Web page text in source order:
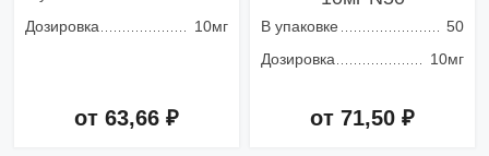
Дозировка
10мг
от 63,66 ₽
В упаковке
50
Дозировка
10мг
от 71,50 ₽